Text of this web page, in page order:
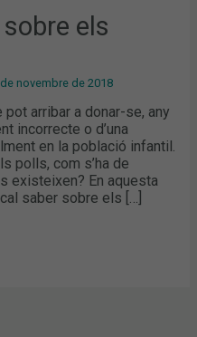
els
novembre de 2018
arribar a donar-se, any
incorrecte o d’una
en la població infantil.
polls, com s’ha de
existeixen? En aquesta
saber sobre els […]